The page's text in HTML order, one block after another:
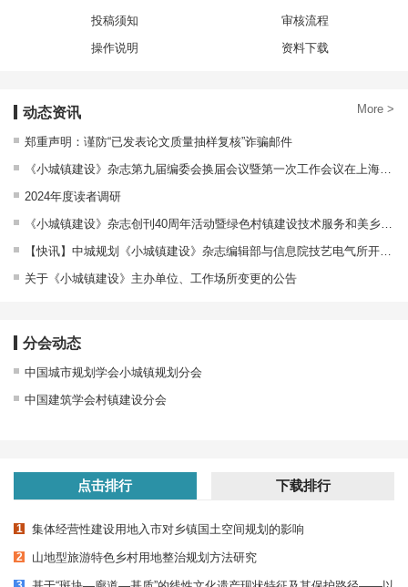
10.3969/j.issn.1009-1483.2026.08.007
韩婷,许霄
2026, 44(8): 59-64.
城乡融合
国内乡村生活圈建构研究现状与展望
程文硕,赵勇强,白雪纯,殷俊峰
新时空关系下的乡村公共服务设施优化策略
虞志淳
国土空间治理视角下江苏省休闲农业用地供给的治理困境与
投稿须知
审核流程
操作说明
资料下载
动态资讯 More >
郑重声明：谨防“已发表论文质量抽样复核”诈骗邮件
《小城镇建设》杂志第九届编委会换届会议暨第一次工作会议在上海顺利召开
2024年度读者调研
《小城镇建设》杂志创刊40周年活动暨绿色村镇建设技术服务和美乡村建设研讨会在京举办
【快讯】中城规划《小城镇建设》杂志编辑部与信息院技艺电气所开展业务交流活动
关于《小城镇建设》主办单位、工作场所变更的公告
分会动态
中国城市规划学会小城镇规划分会
中国建筑学会村镇建设分会
点击排行 下载排行
1 集体经营性建设用地入市对乡镇国土空间规划的影响
2 山地型旅游特色乡村用地整治规划方法研究